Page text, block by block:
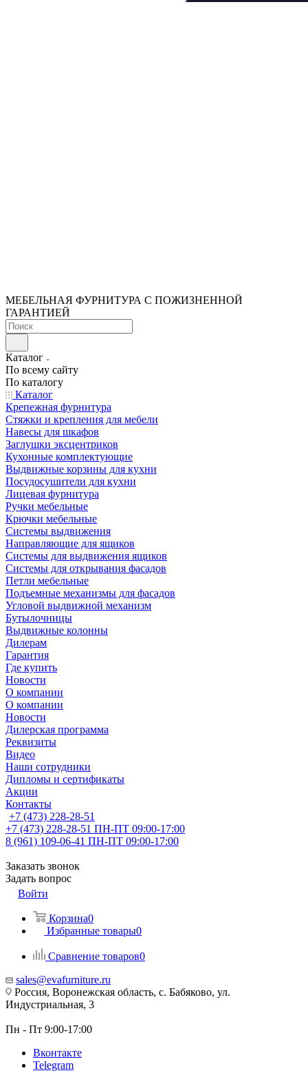
МЕБЕЛЬНАЯ ФУРНИТУРА С ПОЖИЗНЕННОЙ
ГАРАНТИЕЙ
Каталог
По всему сайту
По каталогу
Каталог
Крепежная фурнитура
Стяжки и крепления для мебели
Навесы для шкафов
Заглушки эксцентриков
Кухонные комплектующие
Выдвижные корзины для кухни
Посудосушители для кухни
Лицевая фурнитура
Ручки мебельные
Крючки мебельные
Системы выдвижения
Направляющие для ящиков
Системы для выдвижения ящиков
Системы для открывания фасадов
Петли мебельные
Подъемные механизмы для фасадов
Угловой выдвижной механизм
Бутылочницы
Выдвижные колонны
Дилерам
Гарантия
Где купить
Новости
О компании
О компании
Новости
Дилерская программа
Реквизиты
Видео
Наши сотрудники
Дипломы и сертификаты
Акции
Контакты
+7 (473) 228-28-51
+7 (473) 228-28-51 ПН-ПТ 09:00-17:00
8 (961) 109-06-41 ПН-ПТ 09:00-17:00
Заказать звонок
Задать вопрос
Войти
Корзина0
Избранные товары0
Сравнение товаров0
sales@evafurniture.ru
Россия, Воронежская область, с. Бабяково, ул.
Индустриальная, 3
Пн - Пт 9:00-17:00
Вконтакте
Telegram